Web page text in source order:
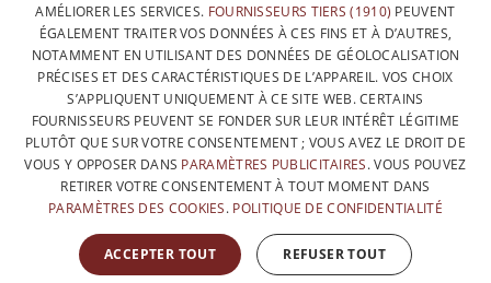
AMÉLIORER LES SERVICES. FOURNISSEURS TIERS (1910) PEUVENT
ÉGALEMENT TRAITER VOS DONNÉES À CES FINS ET À D’AUTRES,
NOTAMMENT EN UTILISANT DES DONNÉES DE GÉOLOCALISATION
PRÉCISES ET DES CARACTÉRISTIQUES DE L’APPAREIL. VOS CHOIX
S’APPLIQUENT UNIQUEMENT À CE SITE WEB. CERTAINS
FOURNISSEURS PEUVENT SE FONDER SUR LEUR INTÉRÊT LÉGITIME
PLUTÔT QUE SUR VOTRE CONSENTEMENT ; VOUS AVEZ LE DROIT DE
VOUS Y OPPOSER DANS PARAMÈTRES PUBLICITAIRES. VOUS POUVEZ
RETIRER VOTRE CONSENTEMENT À TOUT MOMENT DANS
PARAMÈTRES DES COOKIES. POLITIQUE DE CONFIDENTIALITÉ
ACCEPTER TOUT REFUSER TOUT